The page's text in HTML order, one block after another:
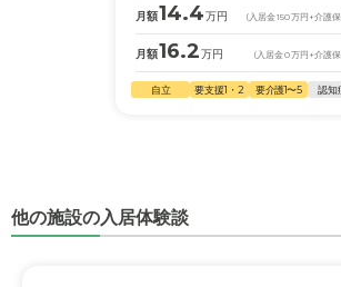
月額14.4万円 (入居金150万円 +介護
月額16.2万円 (入居金0万円 +介護
自立 要支援1・2 要介護1〜5 認知
他の施設の入居体験談